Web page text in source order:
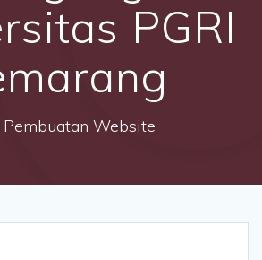
PGRI
Pembuatan Website